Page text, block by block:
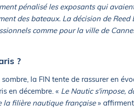
pénalisé les exposants qui
des bateaux. La décision de Reed
comme pour la ville de
?
la FIN tente de rassurer en
en décembre. « Le Nautic s'impose,
la filière nautique française»